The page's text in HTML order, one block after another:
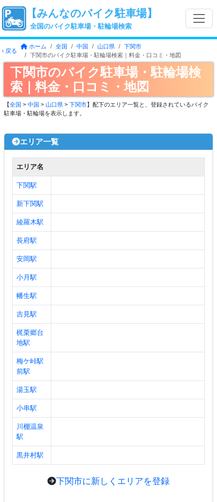
【みんなのバイク駐車場】
全国のバイク駐車場・駐輪場検索
‹ 戻る
ホーム 全国 中国 山口県
下関市
下関市のバイク駐車場・駐輪場検索｜料金・口コミ・地図
下関市のバイク駐車場・駐輪場検
索｜料金・口コミ・地図
【全国 > 中国 > 山口県 > 下関市】配下のエリア一覧と、登録されているバイク
駐車場・駐輪場を表示します。
エリア一覧
エリア名
下関駅
新下関駅
綾羅木駅
長府駅
安岡駅
小月駅
幡生駅
吉見駅
梶栗郷台
地駅
梅ケ峠駅
前駅
湯玉駅
小串駅
川棚温泉
駅
黒井村駅
下関市に新しくエリアを登録